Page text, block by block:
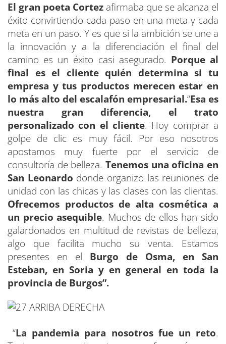
El gran poeta Cortez afirmaba que se alcanza el
éxito convirtiendo cada paso en una meta y cada
meta en un paso. Y es que si la ambición se une a
la innovación y a la diferenciación el final del
camino es un éxito casi asegurado. Porque al
final es el cliente quién determina si tu
empresa y tus productos merecen estar en
lo más alto del escalafón empresarial.“Esa es
nuestra gran diferencia, el trato
personalizado con el cliente. Hoy comprar a
golpe de clic es muy fácil. Por eso nosotros
apostamos muy fuerte por el servicio de
consultoría de belleza. Tenemos una oficina en
San Leonardo donde organizo las reuniones de
unidad con las chicas y las clases con las clientas.
Ofrecemos productos de alta cosmética a
un precio asequible. Muchos de ellos han sido
galardonados en multitud de revistas de belleza,
algo que facilita mucho su venta. Estamos
presentes en el Burgo de Osma, en San
Esteban, en Soria y en general en toda la
provincia de Burgos”.
“La pandemia para nosotros fue un reto.